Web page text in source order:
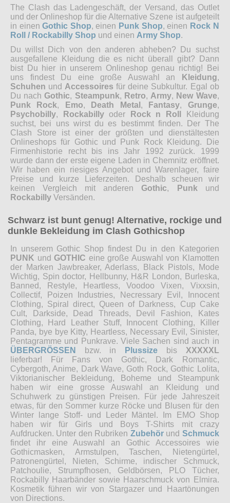
The Clash das Ladengeschäft, der Versand, das Outlet
und der Onlineshop für die Alternative Szene ist aufgeteilt
in einenGothic Shop, einen Punk Shop, einen Rock N
Roll / Rockabilly Shop und einen Army Shop.
Du willst Dich von den anderen abheben? Du suchst
ausgefallene Kleidung die es nicht überall gibt? Dann
bist Du hier in unserem Onlineshop genau richtig! Bei
uns findest Du eine große Auswahl an
Kleidung,
Schuhen und Accessoires für deine Subkultur. Egal ob
Du nach Gothic, Steampunk, Retro, Army, New Wave,
Punk Rock, Emo, Death Metal , Fantasy, Grunge,
Psychobilly, Rockabillyoder Rock n Roll
Kleidung
suchst, bei uns wirst du es bestimmt finden. Der The
Clash Store ist einer der größten und dienstältesten
Onlineshops für Gothic und Punk Rock Kleidung. Die
Firmenhistorie recht bis ins Jahr 1992 zurück. 1999
wurde dann der erste eigene Laden in Chemnitz eröffnet.
Wir haben ein riesiges Angebot und Warenlager, faire
Preise und kurze Lieferzeiten. Deshalb scheuen wir
keinen Vergleich mit anderen Gothic, Punk und
Rockabilly Versänden.
Schwarz ist bunt genug! Alternative, rockige und
dunkle Bekleidung im Clash Gothicshop
In unserem Gothic Shop findest Du in den Kategorien
PUNK und GOTHIC eine große Auswahl von Klamotten
der Marken Jawbreaker, Aderlass, Black Pistols, Mode
Wichtig, Spin doctor, Hellbunny, H&R London, Burleska,
Banned, Restyle, Heartless, Voodoo Vixen, Vixxsin,
Collectif, Poizen Industries, Necressary Evil, Innocent
Clothing, Spiral direct, Queen of Darkness, Cup Cake
Cult, Darkside, Dead Threads, Devil Fashion, Kates
Clothing, Hard Leather Stuff, Innocent Clothing, Killer
Panda, bye bye Kitty, Heartless, Necessary Evil, Sinister,
Pentagramme und Punkrave. Viele Sachen sind auch in
ÜBERGRÖSSEN
bzw. in Plussize bis XXXXXL
lieferbar! Für Fans von Gothic, Dark Romantic,
Cybergoth, Anime, Dark Wave, Goth Rock, Gothic Lolita,
Viktorianischer Bekleidung, Boheme und Steampunk
haben wir eine grosse Auswahl an Kleidung und
Schuhwerk zu günstigen Preisen. Für jede Jahreszeit
etwas, für den Sommer kurze Röcke und Blusen für den
Winter lange Stoff- und Leder Mäntel. Im EMO Shop
haben wir für Girls und Boys T-Shirts mit crazy
Aufdrucken. Unter den Rubriken Zubehörund Schmuck
findet ihr eine Auswahl an Gothic Accessoires wie
Gothicmasken, Armstulpen, Taschen, Nietengürtel,
Patronengürtel, Nieten, Schirme, indischer Schmuck,
Patchoulie, Strumpfhosen, Geldbörsen, PLO Tücher,
Rockabilly Haarbänder sowie Haarschmuck von Elmira.
Kosmetik führen wir von Stargazer und Haartönungen
von Directions.